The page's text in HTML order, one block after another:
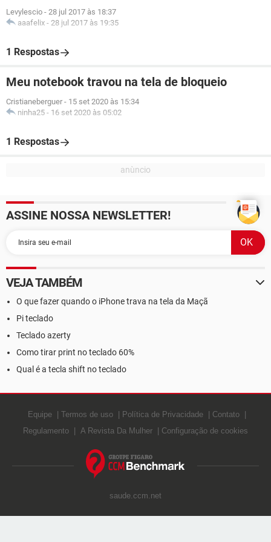
Levylescio - 28 jul 2017 às 18:37
aaafelix - 28 jul 2017 às 19:35
1 Respostas
Meu notebook travou na tela de bloqueio
Cristianeberguer - 15 set 2020 às 15:34
ninha25 - 16 set 2020 às 05:02
1 Respostas
ASSINE NOSSA NEWSLETTER!
VEJA TAMBÉM
O que fazer quando o iPhone trava na tela da Maçã
Pi teclado
Teclado azerty
Como tirar print no teclado 60%
Qual é a tecla shift no teclado
Equipe Termos de uso Política de Privacidade
Contato
Regulamento
A Revista Da Mulher Configuração de cookies
saude.ccm.net